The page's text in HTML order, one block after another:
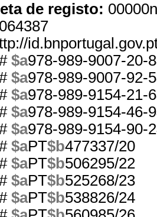
de registo:
$a978-989-9007-20-8
$a978-989-9007-92-5
$a978-989-9154-21-6
$a978-989-9154-46-9
$a978-989-9154-90-2
$aPT$b477337/20
$aPT$b506295/22
$aPT$b525268/23
$aPT$b538826/24